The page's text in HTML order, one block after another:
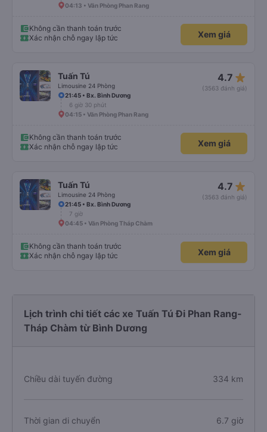
04:13 • Văn Phòng Phan Rang
Không cần thanh toán trước
Xác nhận chỗ ngay lập tức
Xem giá
Tuấn Tú
Limousine 24 Phòng
4.7 star_rate
(3563 đánh giá)
21:45 • Bx. Bình Dương
6 giờ 30 phút
04:15 • Văn Phòng Phan Rang
Không cần thanh toán trước
Xác nhận chỗ ngay lập tức
Xem giá
Tuấn Tú
Limousine 24 Phòng
4.7 star_rate
(3563 đánh giá)
21:45 • Bx. Bình Dương
7 giờ
04:45 • Văn Phòng Tháp Chàm
Không cần thanh toán trước
Xác nhận chỗ ngay lập tức
Xem giá
Lịch trình chi tiết các xe Tuấn Tú Đi Phan Rang-
Tháp Chàm từ Bình Dương
Chiều dài tuyến đường 334 km
Thời gian di chuyển 6.7 giờ